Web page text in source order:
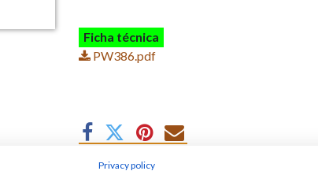
Ficha técnica
PW386.pdf
Privacy policy